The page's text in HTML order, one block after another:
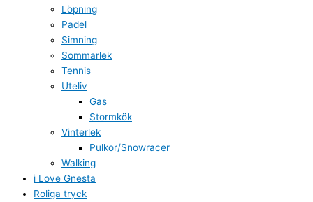
Löpning
Padel
Simning
Sommarlek
Tennis
Uteliv
Gas
Stormkök
Vinterlek
Pulkor/Snowracer
Walking
i Love Gnesta
Roliga tryck